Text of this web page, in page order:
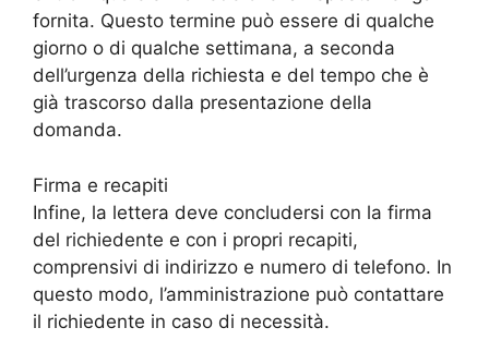
fornita. Questo termine può essere di qualche
giorno o di qualche settimana, a seconda
dell’urgenza della richiesta e del tempo che è
già trascorso dalla presentazione della
domanda.
Firma e recapiti
Infine, la lettera deve concludersi con la firma
del richiedente e con i propri recapiti,
comprensivi di indirizzo e numero di telefono. In
questo modo, l’amministrazione può contattare
il richiedente in caso di necessità.